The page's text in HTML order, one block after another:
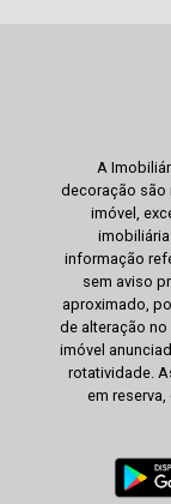
A
decoração são
imóvel,
informação
sem aviso
aproximado,
de alteração
imóvel
rotatividade.
em